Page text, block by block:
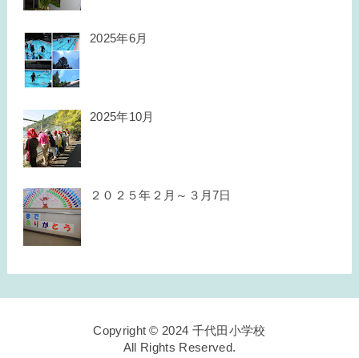
2025年6月
2025年10月
２０２５年２月～３月7日
Copyright © 2024 千代田小学校
All Rights Reserved.